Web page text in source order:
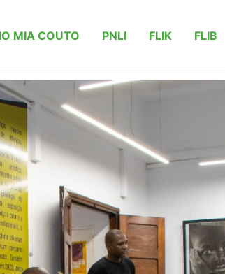
MIA COUTO PNLI FLIK FLIB